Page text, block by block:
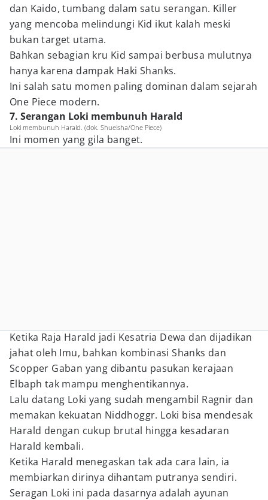
dan Kaido, tumbang dalam satu serangan. Killer
yang mencoba melindungi Kid ikut kalah meski
bukan target utama.
Bahkan sebagian kru Kid sampai berbusa mulutnya
hanya karena dampak Haki Shanks.
Ini salah satu momen paling dominan dalam sejarah
One Piece modern.
7. Serangan Loki membunuh Harald
Loki membunuh Harald. (dok. Shueisha/One Piece)
Ini momen yang gila banget.
Ketika Raja Harald jadi Kesatria Dewa dan dijadikan
jahat oleh Imu, bahkan kombinasi Shanks dan
Scopper Gaban yang dibantu pasukan kerajaan
Elbaph tak mampu menghentikannya.
Lalu datang Loki yang sudah mengambil Ragnir dan
memakan kekuatan Niddhoggr. Loki bisa mendesak
Harald dengan cukup brutal hingga kesadaran
Harald kembali.
Ketika Harald menegaskan tak ada cara lain, ia
membiarkan dirinya dihantam putranya sendiri.
Seragan Loki ini pada dasarnya adalah ayunan